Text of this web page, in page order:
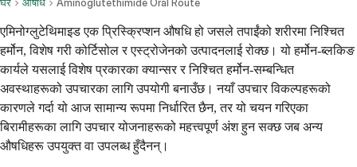
घर औषधि Aminoglutethimide Oral Route
एमिनोग्लुटेथिमाइड एक प्रिस्क्रिप्शन औषधि हो जसले तपाईंको शरीरमा निश्चित
हर्मोन, विशेष गरी कोर्टिसोल र एस्ट्रोजेनको उत्पादनलाई रोक्छ। यो हर्मोन-ब्लकिङ
कार्यले यसलाई विशेष प्रकारका क्यान्सर र निश्चित हर्मोन-सम्बन्धित
अवस्थाहरूको उपचारका लागि उपयोगी बनाउँछ। नयाँ उपचार विकल्पहरूको
कारणले गर्दा यो आज सामान्य रूपमा निर्धारित छैन, तर यो चयन गरिएका
बिरामीहरूका लागि उपचार योजनाहरूको महत्त्वपूर्ण अंश हुन सक्छ जब अन्य
औषधिहरू उपयुक्त वा उपलब्ध हुँदैनन्।